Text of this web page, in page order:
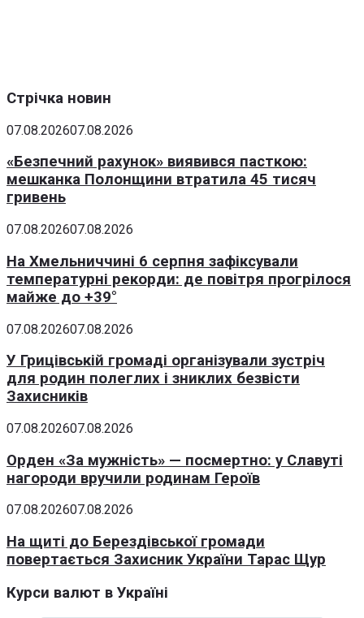
Стрічка новин
07.08.202607.08.2026
«Безпечний рахунок» виявився пасткою:
мешканка Полонщини втратила 45 тисяч
гривень
07.08.202607.08.2026
На Хмельниччині 6 серпня зафіксували
температурні рекорди: де повітря прогрілося
майже до +39°
07.08.202607.08.2026
У Грицівській громаді організували зустріч
для родин полеглих і зниклих безвісти
Захисників
07.08.202607.08.2026
Орден «За мужність» — посмертно: у Славуті
нагороди вручили родинам Героїв
07.08.202607.08.2026
На щиті до Берездівської громади
повертається Захисник України Тарас Щур
Курси валют в Україні